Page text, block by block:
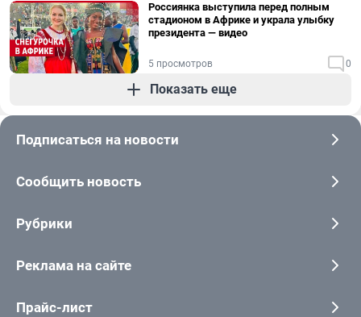
Россиянка выступила перед полным
стадионом в Африке и украла улыбку
президента — видео
5 просмотров 0
Показать еще
Подписаться на новости
Сообщить новость
Рубрики
Реклама на сайте
Прайс-лист